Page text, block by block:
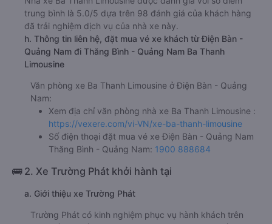
trung bình là 5.0/5 dựa trên 98 đánh giá của khách hàng
đã trải nghiệm dịch vụ của nhà xe này.
h. Thông tin liên hệ, đặt mua vé xe khách từ Điện Bàn -
Quảng Nam đi Thăng Bình - Quảng Nam Ba Thanh
Limousine
Văn phòng xe Ba Thanh Limousine ở Điện Bàn - Quảng
Nam:
Xem địa chỉ văn phòng nhà xe Ba Thanh Limousine :
https://vexere.com/vi-VN/xe-ba-thanh-limousine
Số điện thoại đặt mua vé xe Điện Bàn - Quảng Nam
Thăng Bình - Quảng Nam: 1900 888684
🚌 2. Xe Trường Phát khởi hành tại
a. Giới thiệu xe Trường Phát
Trường Phát có kinh nghiệm phục vụ hành khách trên